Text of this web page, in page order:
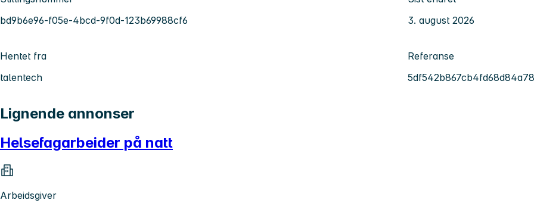
bd9b6e96-f05e-4bcd-9f0d-123b69988cf6
3. august 2026
Hentet fra
talentech
Referanse
Lignende annonser
Helsefagarbeider på natt
Arbeidsgiver